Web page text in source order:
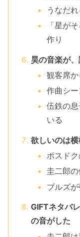
うなだ
「星が
作り
昊の音楽が
観客席
作曲シ
伍鉄の
いる
欲しいのは
ポスド
圭二郎
ブルズ
GIFTネタバ
の音がした